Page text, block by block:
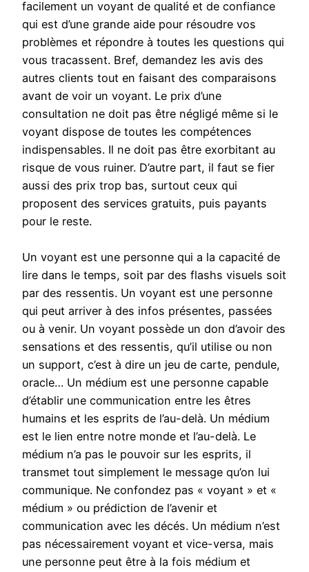
facilement un voyant de qualité et de confiance
qui est d’une grande aide pour résoudre vos
problèmes et répondre à toutes les questions qui
vous tracassent. Bref, demandez les avis des
autres clients tout en faisant des comparaisons
avant de voir un voyant. Le prix d’une
consultation ne doit pas être négligé même si le
voyant dispose de toutes les compétences
indispensables. Il ne doit pas être exorbitant au
risque de vous ruiner. D’autre part, il faut se fier
aussi des prix trop bas, surtout ceux qui
proposent des services gratuits, puis payants
pour le reste.
Un voyant est une personne qui a la capacité de
lire dans le temps, soit par des flashs visuels soit
par des ressentis. Un voyant est une personne
qui peut arriver à des infos présentes, passées
ou à venir. Un voyant possède un don d’avoir des
sensations et des ressentis, qu’il utilise ou non
un support, c’est à dire un jeu de carte, pendule,
oracle… Un médium est une personne capable
d’établir une communication entre les êtres
humains et les esprits de l’au-delà. Un médium
est le lien entre notre monde et l’au-delà. Le
médium n’a pas le pouvoir sur les esprits, il
transmet tout simplement le message qu’on lui
communique. Ne confondez pas « voyant » et «
médium » ou prédiction de l’avenir et
communication avec les décés. Un médium n’est
pas nécessairement voyant et vice-versa, mais
une personne peut être à la fois médium et